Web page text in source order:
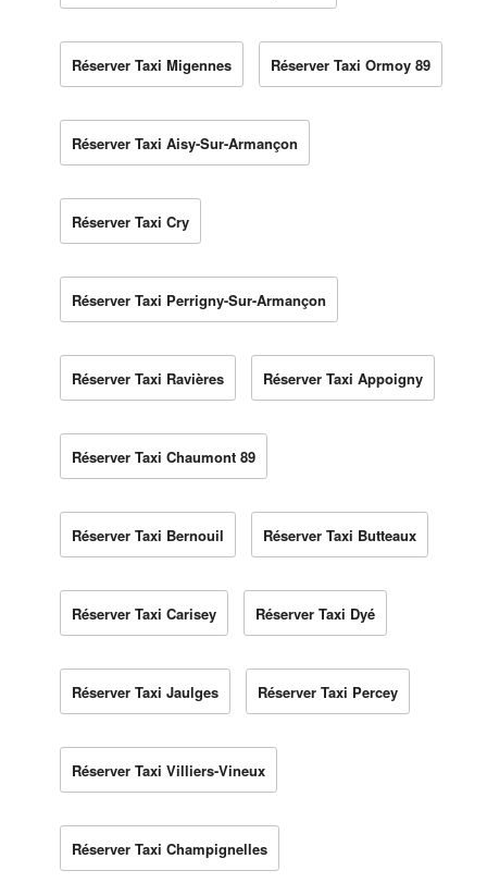
Réserver Taxi Migennes Réserver Taxi Ormoy 89
Réserver Taxi Aisy-Sur-Armançon
Réserver Taxi Cry
Réserver Taxi Perrigny-Sur-Armançon
Réserver Taxi Ravières Réserver Taxi Appoigny
Réserver Taxi Chaumont 89
Réserver Taxi Bernouil Réserver Taxi Butteaux
Réserver Taxi Carisey Réserver Taxi Dyé
Réserver Taxi Jaulges Réserver Taxi Percey
Réserver Taxi Villiers-Vineux
Réserver Taxi Champignelles